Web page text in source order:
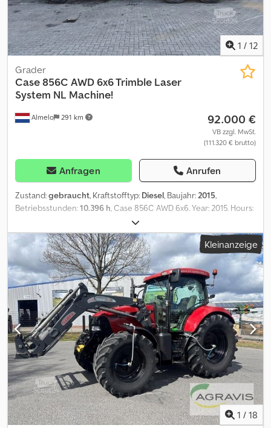
1 / 12
Almelo 291 km
Grader
Case856C AWD 6x6 Trimble Laser
System NL Machine!
92.000 €
VB zzgl. MwSt.
(111.320 € brutto)
Anfragen Anrufen
Zustand:gebraucht, Kraftstofftyp: Diesel, Baujahr:2015,
Betriebsstunden:10.396 h, Case 856C AWD 6x6. Year: 2015. Hours:
10.396. Weight: 16.550 kg. CE machine. Axle load: 1: 5200 kg. 2: 5950
kg. 3: 5950 kg. 143 KW. Frontblade: 2450 mm. Middle blade: 3660
mm. 17 teeth ripper. 40 KMH. Camera. Airconditioning. ZF gearbox.
Radio CD. Tyres: 17.5R25 80%. Trimble Laser system. NL Machine! ID
NR: 110. The General Terms and Conditions of Heinhuis are
applicable to all adverts, offers and quotations by Heinhuis, all
agreements entered into by Heinhuis and the negotiations
preceding them. By any form of response you accept the
applicability of the General Terms and Conditions of Heinhuis and
you declare that you have taken note of these General Terms and
Conditions. Our prices are export netto prices. = Weitere
Informationen = Dedpfjzm Uckox Apcjkr Baujahr: 2015 Antrieb: Rad
Leergewicht: 16.550 kg CE-Kennzeichnung: ja =
Firmeninformationen = Für mehr Informationen:
Kleinanzeige
1 / 18